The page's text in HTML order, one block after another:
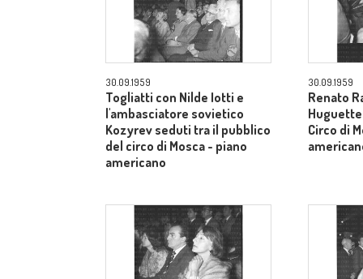
30.09.1959
Togliatti con Nilde Iotti e
l'ambasciatore sovietico
Kozyrev seduti tra il pubblico
del circo di Mosca - piano
americano
30.09.1959
Renato
Circo di